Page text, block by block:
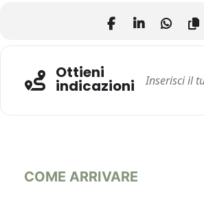
Ottieni
indicazioni
COME ARRIVARE